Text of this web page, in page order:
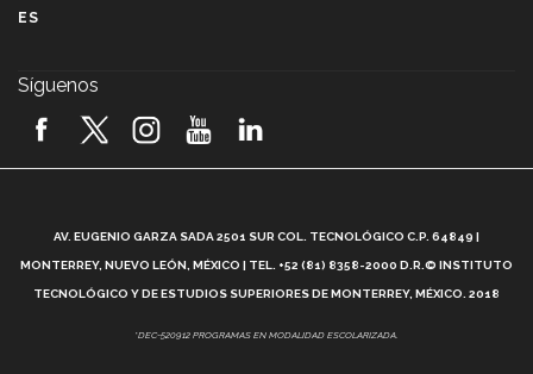
2026! (video)
¿Cómo es el Modelo Educativo Tec? (video)
Vida Tec: Feminismo e Inteligencia Artificial, Paola
ES
Síguenos
AV. EUGENIO GARZA SADA 2501 SUR COL. TECNOLÓGICO C.P. 64849 |
MONTERREY, NUEVO LEÓN, MÉXICO | TEL. +52 (81) 8358-2000 D.R.© INSTITUTO
TECNOLÓGICO Y DE ESTUDIOS SUPERIORES DE MONTERREY, MÉXICO. 2018
*DEC-520912 PROGRAMAS EN MODALIDAD ESCOLARIZADA.